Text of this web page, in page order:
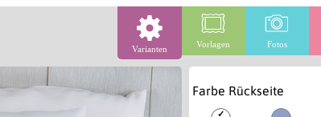
Varianten Vorlagen Fotos
Farbe Rückseite